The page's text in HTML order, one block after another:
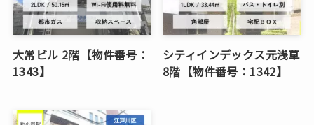
大常ビル 2階【物件番号：
1343】
シティインデックス元浅草
8階【物件番号：1342】